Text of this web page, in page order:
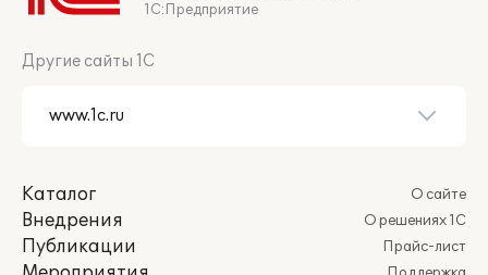
1С:Предприятие
Другие сайты 1С
Каталог
Внедрения
Публикации
О сайте
О решениях 1С
Прайс-лист